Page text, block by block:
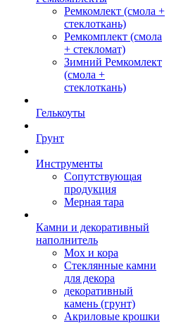
Ремкомлект (смола +
стеклоткань)
Ремкомплект (смола
+ стекломат)
Зимний Ремкомлект
(смола +
стеклоткань)
Гелькоуты
Грунт
Инструменты
Сопутствующая
продукция
Мерная тара
Камни и декоративный
наполнитель
Мох и кора
Стеклянные камни
для декора
декоративный
камень (грунт)
Акриловые крошки